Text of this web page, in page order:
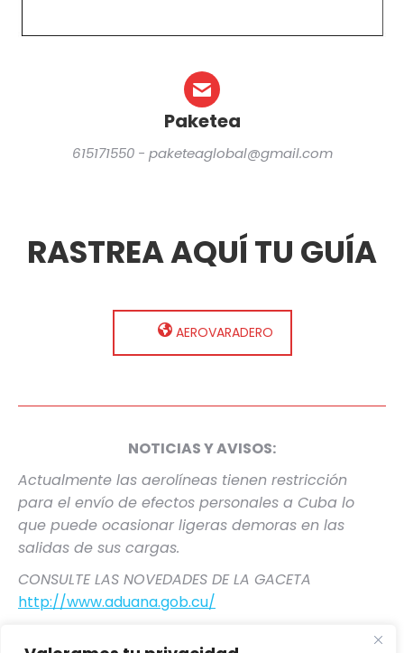
Paketea
615171550 - paketeaglobal@gmail.com
RASTREA AQUÍ TU GUÍA
AEROVARADERO
NOTICIAS Y AVISOS:
Actualmente las aerolíneas tienen restricción
para el envío de efectos personales a Cuba lo
que puede ocasionar ligeras demoras en las
salidas de sus cargas.
CONSULTE LAS NOVEDADES DE LA GACETA
http://www.aduana.gob.cu/